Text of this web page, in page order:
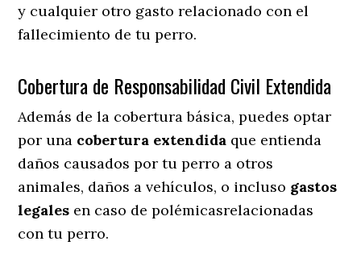
y cualquier otro gasto relacionado con el
fallecimiento de tu perro.
Cobertura de Responsabilidad Civil Extendida
Además de la cobertura básica, puedes optar
por una cobertura extendida que entienda
daños causados por tu perro a otros
animales, daños a vehículos, o incluso gastos
legales en caso de polémicasrelacionadas
con tu perro.